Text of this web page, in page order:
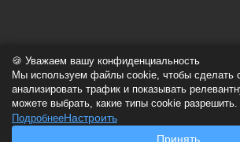
Политика обработки
Согласие на обработку
Согласие на обработку cookie-
🍪 Уважаем вашу конфиденциальность
Мы используем файлы cookie, чтобы сделать
анализировать трафик и показывать
можете выбрать, какие типы cookie разрешить.
ПодробнееНастроить
Принять